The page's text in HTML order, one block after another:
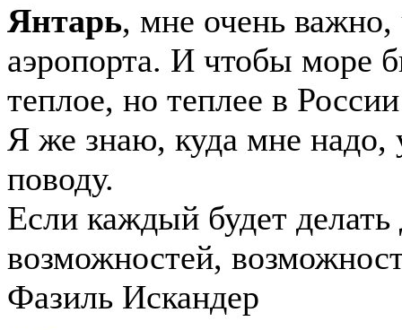
Янтарь, мне очень важно,
аэропорта. И чтобы море
теплое, но теплее в
Я же знаю, куда мне надо,
поводу.
Если каждый будет
возможностей,
Фазиль Искандер